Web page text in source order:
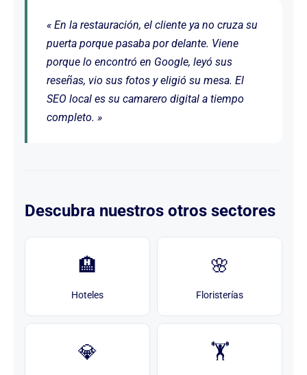
« En la restauración, el cliente ya no cruza su
puerta porque pasaba por delante. Viene
porque lo encontró en Google, leyó sus
reseñas, vio sus fotos y eligió su mesa. El
SEO local es su camarero digital a tiempo
completo. »
Descubra nuestros otros sectores
🏨
Hoteles
🌸
Floristerías
💎 🏋️